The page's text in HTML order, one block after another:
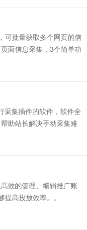
可批量获取多个网页的信
面信息采集，3个简单功
采集插件的软件，软件全
助站长解决手动采集难
效的管理、编辑推广账
高投放效率。。